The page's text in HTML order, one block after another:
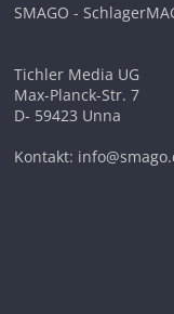
SMAGO -
Tichler Media UG
Max-Planck-Str. 7
D- 59423 Unna
Kontakt: